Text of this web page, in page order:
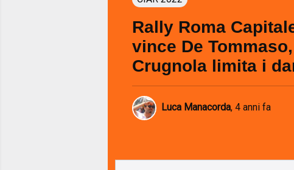
Rally Roma
vince De Tommaso,
Crugnola limita i
Luca Manacorda, 4 anni fa